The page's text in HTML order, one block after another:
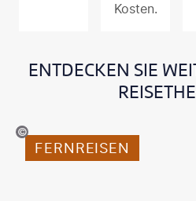
Kosten.
ENTDECKEN SIE
gty
FERNREISEN